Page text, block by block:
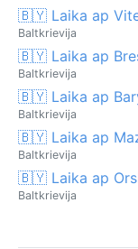
🇧🇾 Laika ap
Baltkrievija
🇧🇾 Laika ap
Baltkrievija
🇧🇾 Laika ap
Baltkrievija
🇧🇾 Laika ap
Baltkrievija
🇧🇾 Laika ap
Baltkrievija